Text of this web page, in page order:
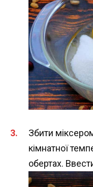
Збити
кімнатної
обертах.